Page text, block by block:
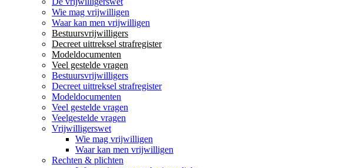
Wie mag vrijwilligen
Waar kan men vrijwilligen
Bestuursvrijwilligers
Decreet uittreksel strafregister
Modeldocumenten
Veel gestelde vragen
Bestuursvrijwilligers
Decreet uittreksel strafregister
Modeldocumenten
Veel gestelde vragen
Veelgestelde vragen
Vrijwilligerswet
Wie mag vrijwilligen
Waar kan men vrijwilligen
Rechten & plichten